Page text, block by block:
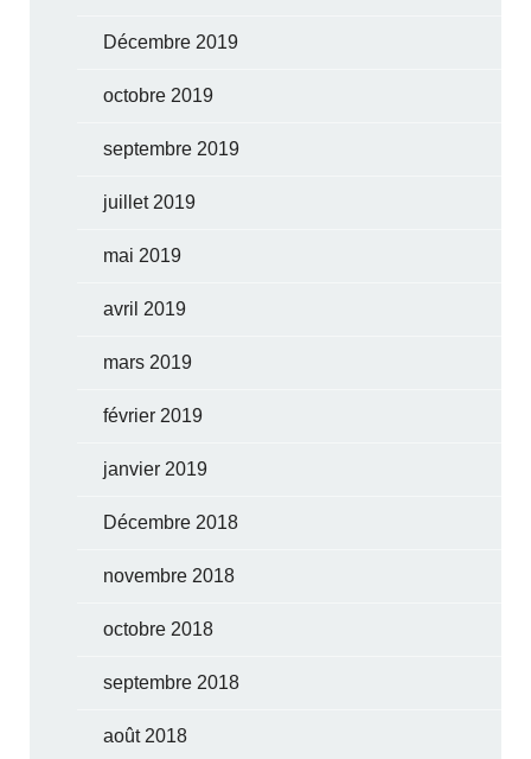
Décembre 2019
octobre 2019
septembre 2019
juillet 2019
mai 2019
avril 2019
mars 2019
février 2019
janvier 2019
Décembre 2018
novembre 2018
octobre 2018
septembre 2018
août 2018